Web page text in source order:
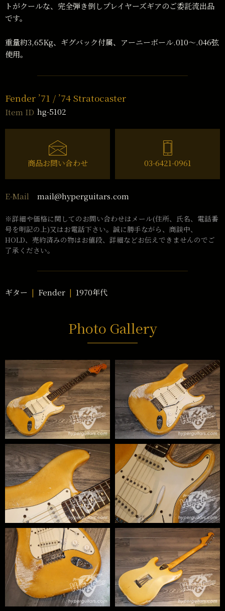
トがクールな、完全弾き倒しプレイヤーズギアのご委託流出品
です。
重量約3,65Kg、ギグバック付属、アーニーボール.010〜.046弦
使用。
Fender ’71 / ’74 Stratocaster
Item ID hg-5102
商品お問い合わせ 03-6421-0961
E-Mail mail@hyperguitars.com
※詳細や価格に関してのお問い合わせはメール(住所、氏名、電話番
号を明記の上)又はお電話下さい。誠に勝手ながら、商談中、
HOLD、売約済みの物はお値段、詳細などお伝えできませんのでご
了承ください。
ギター Fender 1970年代
Photo Gallery